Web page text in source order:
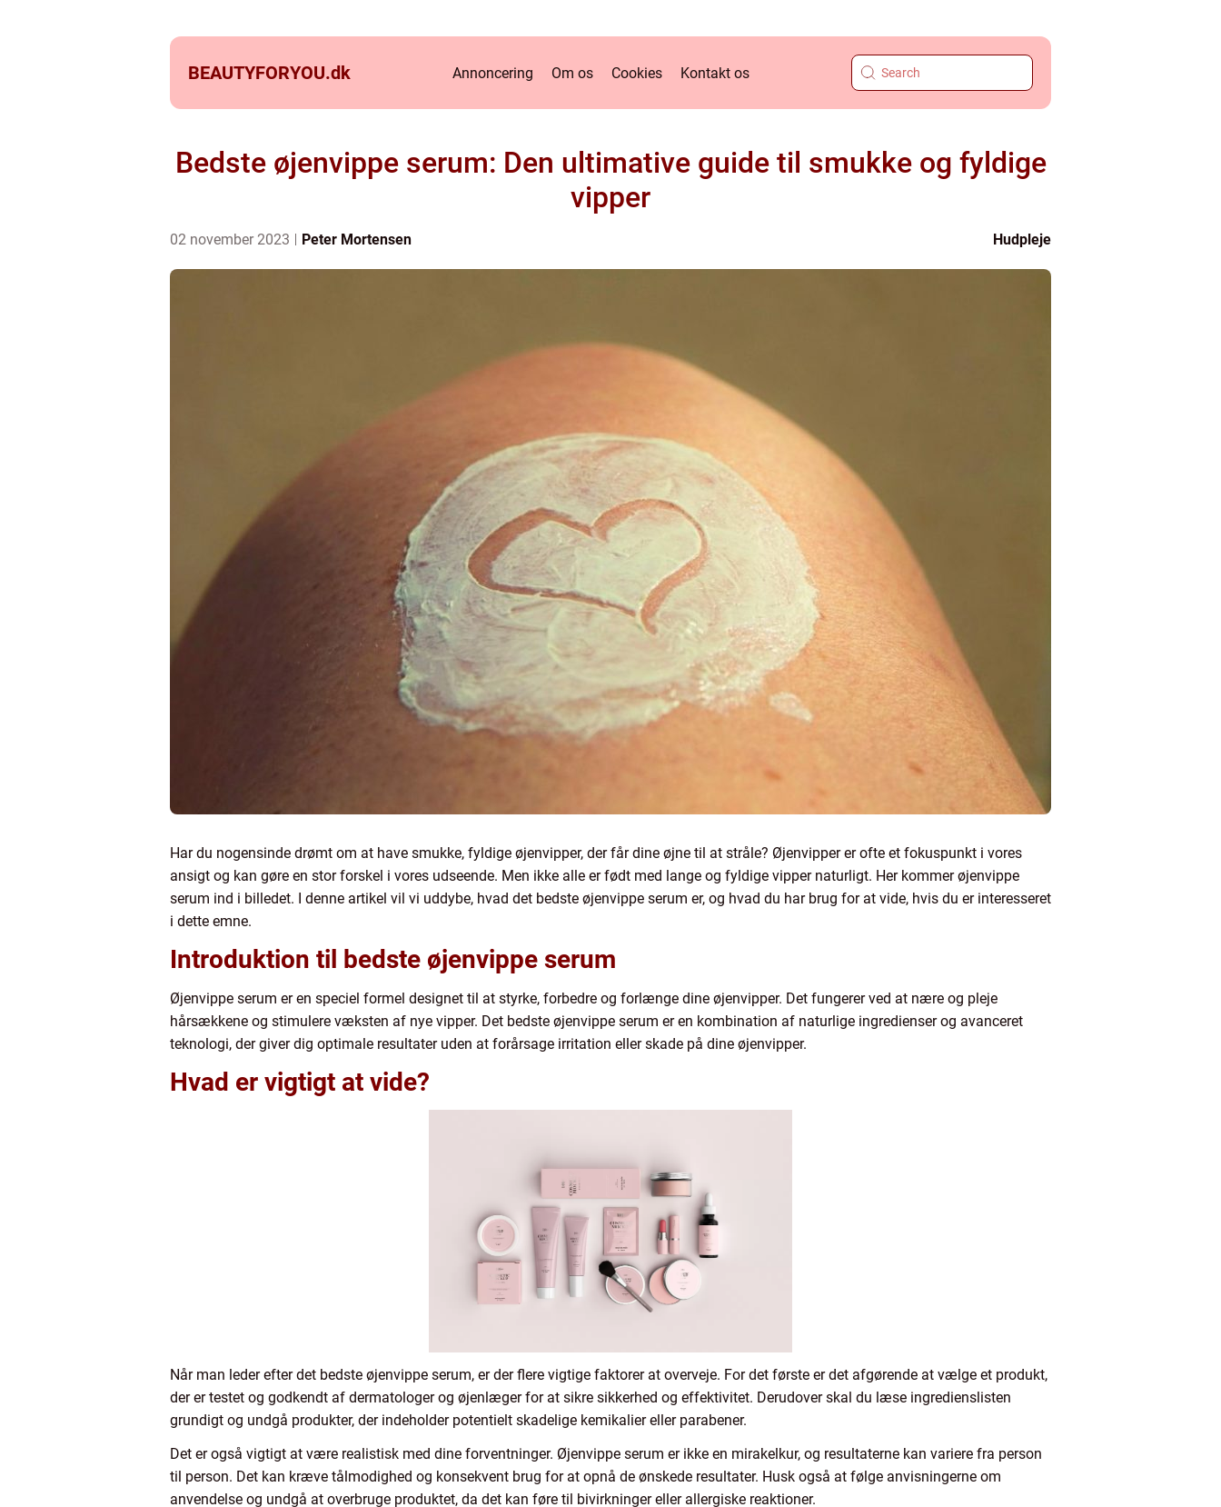
BEAUTYFORYOU.dk Annoncering Om os Cookies Kontakt os
Bedste øjenvippe serum: Den ultimative guide til smukke og fyldige
vipper
02 november 2023 Peter Mortensen Hudpleje
Har du nogensinde drømt om at have smukke, fyldige øjenvipper, der får dine øjne til at stråle? Øjenvipper er ofte et fokuspunkt i vores
ansigt og kan gøre en stor forskel i vores udseende. Men ikke alle er født med lange og fyldige vipper naturligt. Her kommer øjenvippe
serum ind i billedet. I denne artikel vil vi uddybe, hvad det bedste øjenvippe serum er, og hvad du har brug for at vide, hvis du er interesseret
i dette emne.
Introduktion til bedste øjenvippe serum
Øjenvippe serum er en speciel formel designet til at styrke, forbedre og forlænge dine øjenvipper. Det fungerer ved at nære og pleje
hårsækkene og stimulere væksten af nye vipper. Det bedste øjenvippe serum er en kombination af naturlige ingredienser og avanceret
teknologi, der giver dig optimale resultater uden at forårsage irritation eller skade på dine øjenvipper.
Hvad er vigtigt at vide?
Når man leder efter det bedste øjenvippe serum, er der flere vigtige faktorer at overveje. For det første er det afgørende at vælge et produkt,
der er testet og godkendt af dermatologer og øjenlæger for at sikre sikkerhed og effektivitet. Derudover skal du læse ingredienslisten
grundigt og undgå produkter, der indeholder potentielt skadelige kemikalier eller parabener.
Det er også vigtigt at være realistisk med dine forventninger. Øjenvippe serum er ikke en mirakelkur, og resultaterne kan variere fra person
til person. Det kan kræve tålmodighed og konsekvent brug for at opnå de ønskede resultater. Husk også at følge anvisningerne om
anvendelse og undgå at overbruge produktet, da det kan føre til bivirkninger eller allergiske reaktioner.